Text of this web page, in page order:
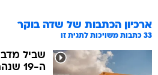
ארכיון הכתבות של שדה בוקר
33 כתבות משויכות לתגית זו
שביל
ה-19 שנהרג לפני חצי שנה